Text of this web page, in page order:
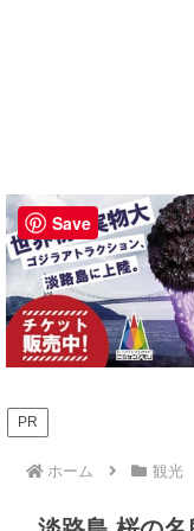
PR
ホーム 観光
Save